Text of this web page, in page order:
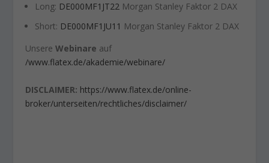
Long: DE000MF1JT22 Morgan Stanley Faktor 2 DAX
Short: DE000MF1JU11 Morgan Stanley Faktor 2 DAX
UnsereWebinare auf
/www.flatex.de/akademie/webinare/
DISCLAIMER: https://www.flatex.de/online-
broker/unterseiten/rechtliches/disclaimer/